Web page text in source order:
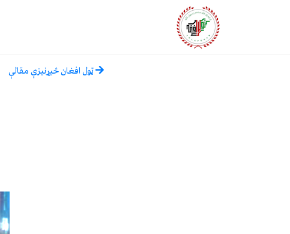
ټول افغان څیړنیزې مقالې